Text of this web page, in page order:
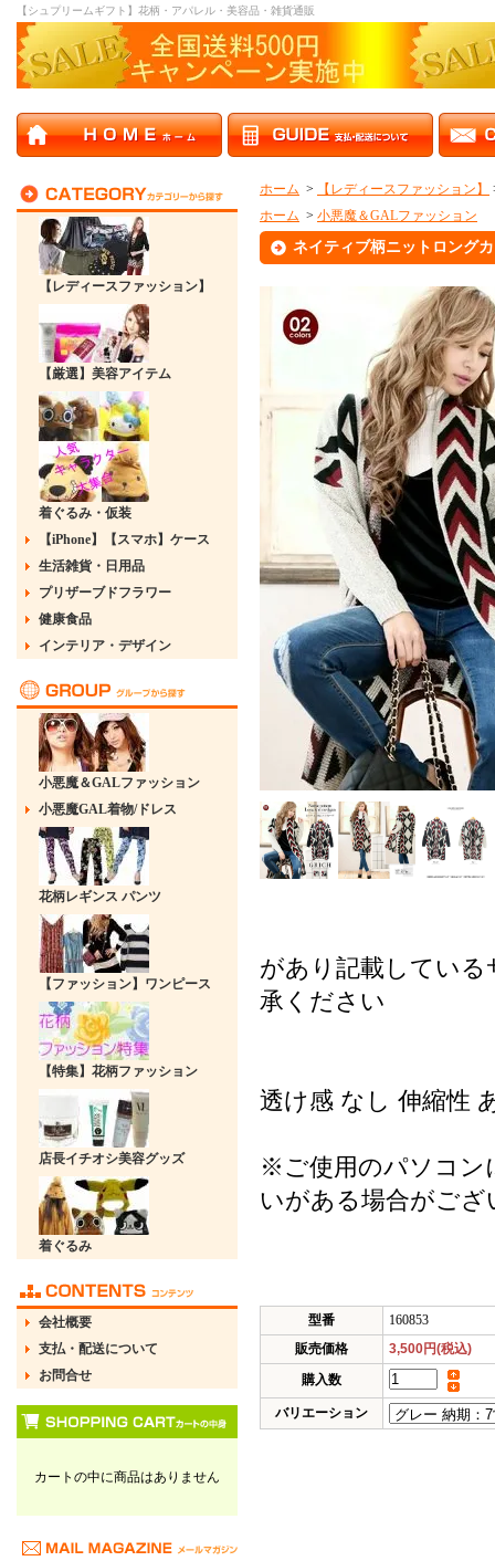
【シュプリームギフト】花柄・アパレル・美容品・雑貨通販
【レディースファッション】
【厳選】美容アイテム
着ぐるみ・仮装
【iPhone】【スマホ】ケース
生活雑貨・日用品
プリザーブドフラワー
健康食品
インテリア・デザイン
小悪魔＆GALファッション
小悪魔GAL着物/ドレス
花柄レギンス パンツ
【ファッション】ワンピース
【特集】花柄ファッション
店長イチオシ美容グッズ
着ぐるみ
会社概要
支払・配送について
お問合せ
カートの中に商品はありません
ホーム > 【レディースファッション】
ホーム > 小悪魔＆GALファッション
ネイティブ柄ニットロング
があり記載してい
承ください
透け感 なし 伸縮性
※ご使用のパソコン
いがある場合がござ
型番
160853
販売価格
3,500円(税込)
購入数
バリエーション